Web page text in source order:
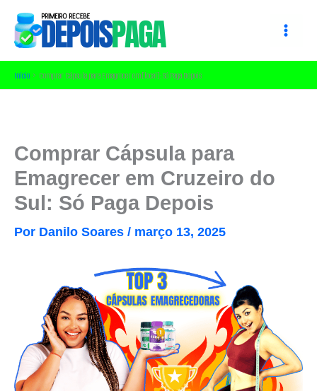
para
conteúdo
Início Comprar Cápsula para Emagrecer em [local]: Só Paga Depois
Comprar Cápsula para
Emagrecer em Cruzeiro do
Sul: Só Paga Depois
Por Danilo Soares / março 13, 2025